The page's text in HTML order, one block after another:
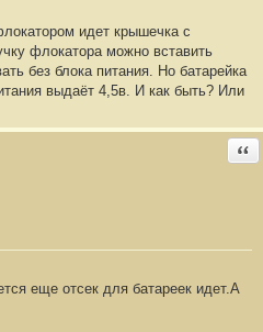
идет крышечка с
флокатора можно вставить
без блока питания. Но батарейка
выдаёт 4,5в. И как быть? Или
еще отсек для батареек идет.А